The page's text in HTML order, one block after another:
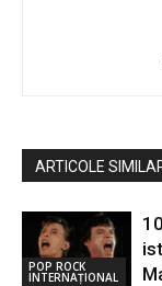
ARTICOLE
POP ROCK
INTERNAȚIONAL